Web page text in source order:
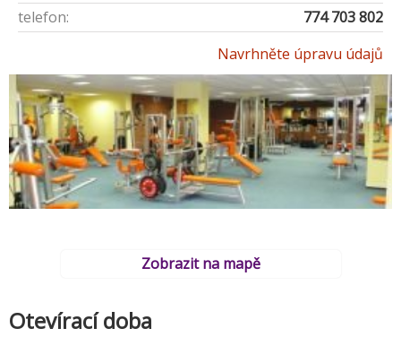
telefon:
774 703 802
Navrhněte úpravu údajů
Zobrazit na mapě
Otevírací doba